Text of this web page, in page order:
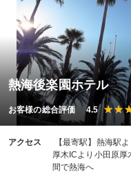
熱海後楽園ホテル
お客様の総合評価 4.5
アクセス
【最寄駅】熱海駅
厚木ICより小田原
間で熱海へ